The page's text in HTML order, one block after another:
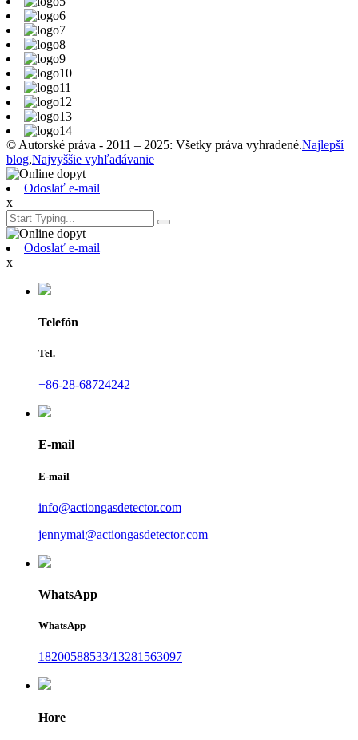
© Autorské práva - 2011 – 2025: Všetky práva vyhradené.Najlepší
blog,Najvyššie vyhľadávanie
Odoslať e-mail
x
Odoslať e-mail
x
Telefón
Tel.
+86-28-68724242
E-mail
E-mail
info@actiongasdetector.com
jennymai@actiongasdetector.com
WhatsApp
WhatsApp
18200588533/13281563097
Hore